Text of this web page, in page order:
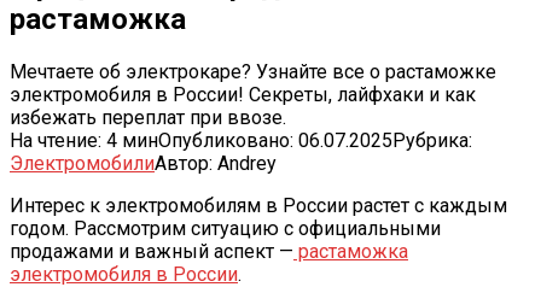
растаможка
Мечтаете об электрокаре? Узнайте все о растаможке
электромобиля в России! Секреты, лайфхаки и как
избежать переплат при ввозе.
На чтение: 4 минОпубликовано: 06.07.2025Рубрика:
ЭлектромобилиАвтор: Andrey
Интерес к электромобилям в России растет с каждым
годом. Рассмотрим ситуацию с официальными
продажами и важный аспект — растаможка
электромобиля в России.